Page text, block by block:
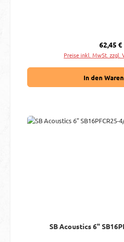
62,45 €
Preise inkl. MwSt. zzgl.
In den
SB Acoustics 6"